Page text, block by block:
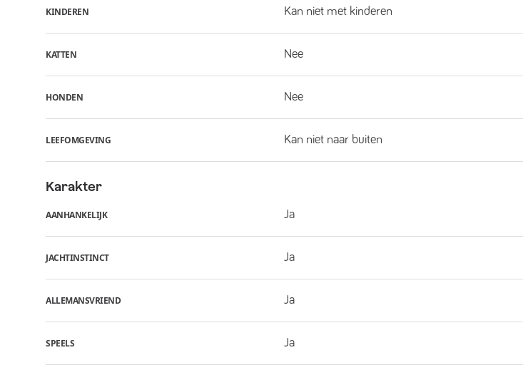
KINDEREN Kan niet met kinderen
KATTEN Nee
HONDEN Nee
LEEFOMGEVING Kan niet naar buiten
Karakter
AANHANKELIJK Ja
JACHTINSTINCT Ja
ALLEMANSVRIEND Ja
SPEELS Ja